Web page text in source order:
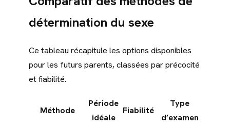
détermination du sexe
Ce tableau récapitule les options disponibles
pour les futurs parents, classées par précocité
et fiabilité.
Méthode
Période
idéale
Fiabilité
Type
d’examen